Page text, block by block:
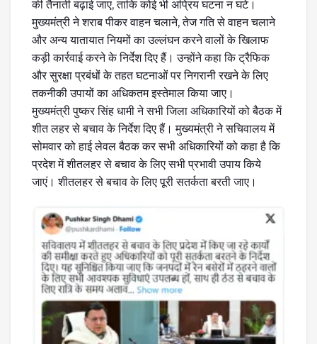
की तैनाती बढ़ाई जाए, ताकि कोई भी अप्रिय घटना न घटे।
मुख्यमंत्री ने शराब पीकर वाहन चलाने, तेज गति से वाहन चलाने
और अन्य यातायात नियमों का उल्लंघन करने वालों के खिलाफ
कड़ी कार्रवाई करने के निर्देश दिए हैं। उन्होंने कहा कि ट्रैफिक
और सुरक्षा प्रबंधों के तहत घटनाओं पर निगरानी रखने के लिए
तकनीकी उपायों का अधिकतम इस्तेमाल किया जाए।
मुख्यमंत्री पुष्कर सिंह धामी ने सभी जिला अधिकारियों को बैठक में
शीत लहर से बचाव के निर्देश दिए हैं। मुख्यमंत्री ने सचिवालय में
सोमवार को हाई लेवल बैठक कर सभी अधिकारियों को कहा है कि
प्रदेश में शीतलहर से बचाव के लिए सभी प्रभावी उपाय किये
जाएं। शीतलहर से बचाव के लिए पूरी सतर्कता बरती जाए।